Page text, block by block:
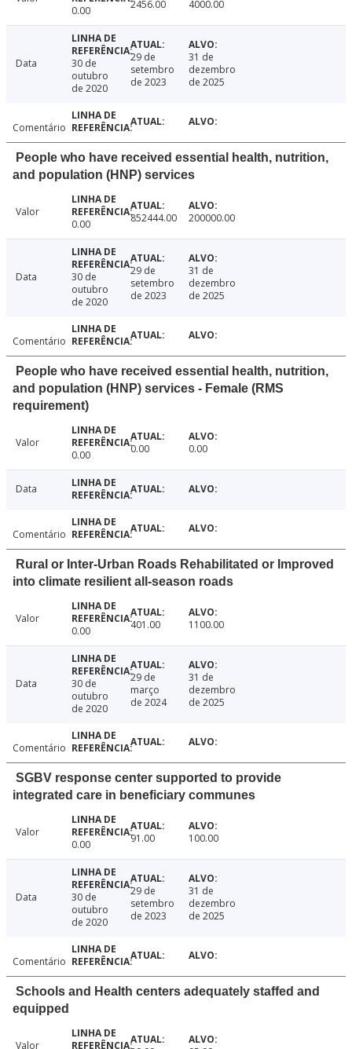
0.00
2456.00 4000.00
Data
30 de
outubro
de 2020
29 de
setembro
de 2023
31 de
dezembro
de 2025
Comentário
People who have received essential health, nutrition,
and population (HNP) services
Valor
0.00
852444.00 200000.00
Data
30 de
outubro
de 2020
29 de
setembro
de 2023
31 de
dezembro
de 2025
Comentário
People who have received essential health, nutrition,
and population (HNP) services - Female (RMS
requirement)
Valor
0.00
0.00 0.00
Data
Comentário
Rural or Inter-Urban Roads Rehabilitated or Improved
into climate resilient all-season roads
Valor
0.00
401.00 1100.00
Data
30 de
outubro
de 2020
29 de
março
de 2024
31 de
dezembro
de 2025
Comentário
SGBV response center supported to provide
integrated care in beneficiary communes
Valor
0.00
91.00 100.00
Data
30 de
outubro
de 2020
29 de
setembro
de 2023
31 de
dezembro
de 2025
Comentário
Schools and Health centers adequately staffed and
equipped
Valor